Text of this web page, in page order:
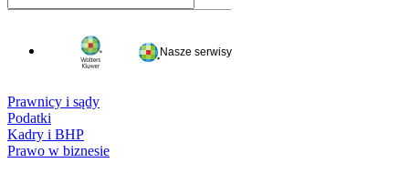
Nasze serwisy
Prawnicy i sądy
Podatki
Kadry i BHP
Prawo w biznesie